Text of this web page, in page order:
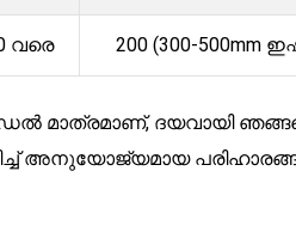
വരെ 200 (300-500mm
മാത്രമാണ്, ദയവായി
അനുയോജ്യമായ